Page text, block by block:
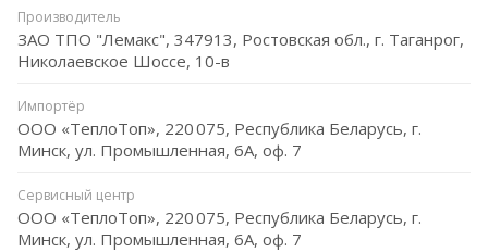
Производитель
ЗАО ТПО "Лемакс", 347913, Ростовская обл., г. Таганрог,
Николаевское Шоссе, 10-в
Импортёр
ООО «ТеплоТоп», 220 075, Республика Беларусь, г.
Минск, ул. Промышленная, 6А, оф. 7
Сервисный центр
ООО «ТеплоТоп», 220 075, Республика Беларусь, г.
Минск, ул. Промышленная, 6А, оф. 7